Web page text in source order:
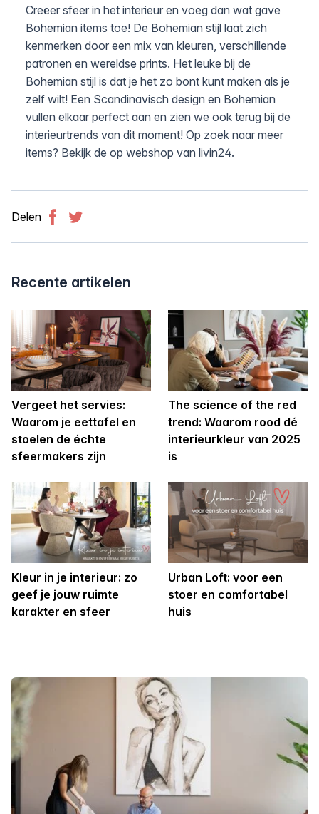
Creëer sfeer in het interieur en voeg dan wat gave
Bohemian items toe! De Bohemian stijl laat zich
kenmerken door een mix van kleuren, verschillende
patronen en wereldse prints. Het leuke bij de
Bohemian stijl is dat je het zo bont kunt maken als je
zelf wilt! Een Scandinavisch design en Bohemian
vullen elkaar perfect aan en zien we ook terug bij de
interieurtrends van dit moment! Op zoek naar meer
items? Bekijk de op webshop van livin24.
Delen
Recente artikelen
Vergeet het servies:
Waarom je eettafel en
stoelen de échte
sfeermakers zijn
The science of the red
trend: Waarom rood dé
interieurkleur van 2025
is
Kleur in je interieur: zo
geef je jouw ruimte
karakter en sfeer
Urban Loft: voor een
stoer en comfortabel
huis